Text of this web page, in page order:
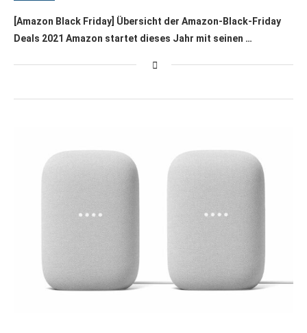
[Amazon Black Friday] Übersicht der Amazon-Black-Friday
Deals 2021 Amazon startet dieses Jahr mit seinen …